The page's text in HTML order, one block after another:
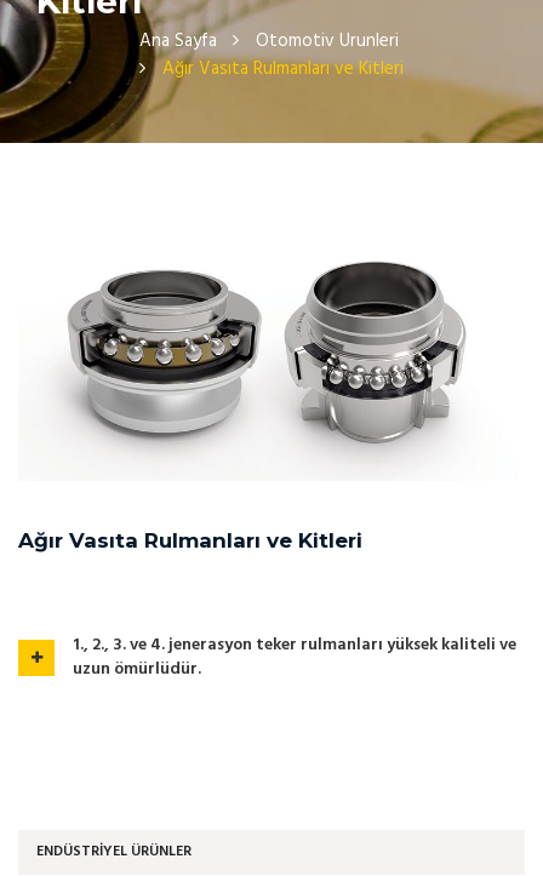
Ana Sayfa
Otomotiv Urunleri
Ağır Vasıta Rulmanları ve Kitleri
Ağır Vasıta Rulmanları ve Kitleri
1., 2., 3. ve 4. jenerasyon teker rulmanları yüksek kaliteli ve
uzun ömürlüdür.
ENDÜSTRIYEL ÜRÜNLER